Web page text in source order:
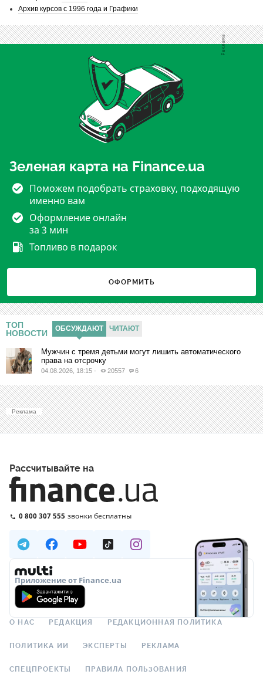
Архив курсов с 1996 года и Графики
Зеленая карта на Finance.ua
Поможем подобрать страховку, подходящую
именно вам
Оформление онлайн
за 3 мин
Топливо в подарок
ОФОРМИТЬ
ТОП
НОВОСТИ
ОБСУЖДАЮТ ЧИТАЮТ
Мужчин с тремя детьми могут лишить автоматического
права на отсрочку
04.08.2026, 18:15 - 20557 6
Реклама
Рассчитывайте на
0 800 307 555 звонки бесплатны
Приложение от Finance.ua
О НАС РЕДАКЦИЯ РЕДАКЦИОННАЯ ПОЛИТИКА
ПОЛИТИКА ИИ ЭКСПЕРТЫ РЕКЛАМА
СПЕЦПРОЕКТЫ ПРАВИЛА ПОЛЬЗОВАНИЯ